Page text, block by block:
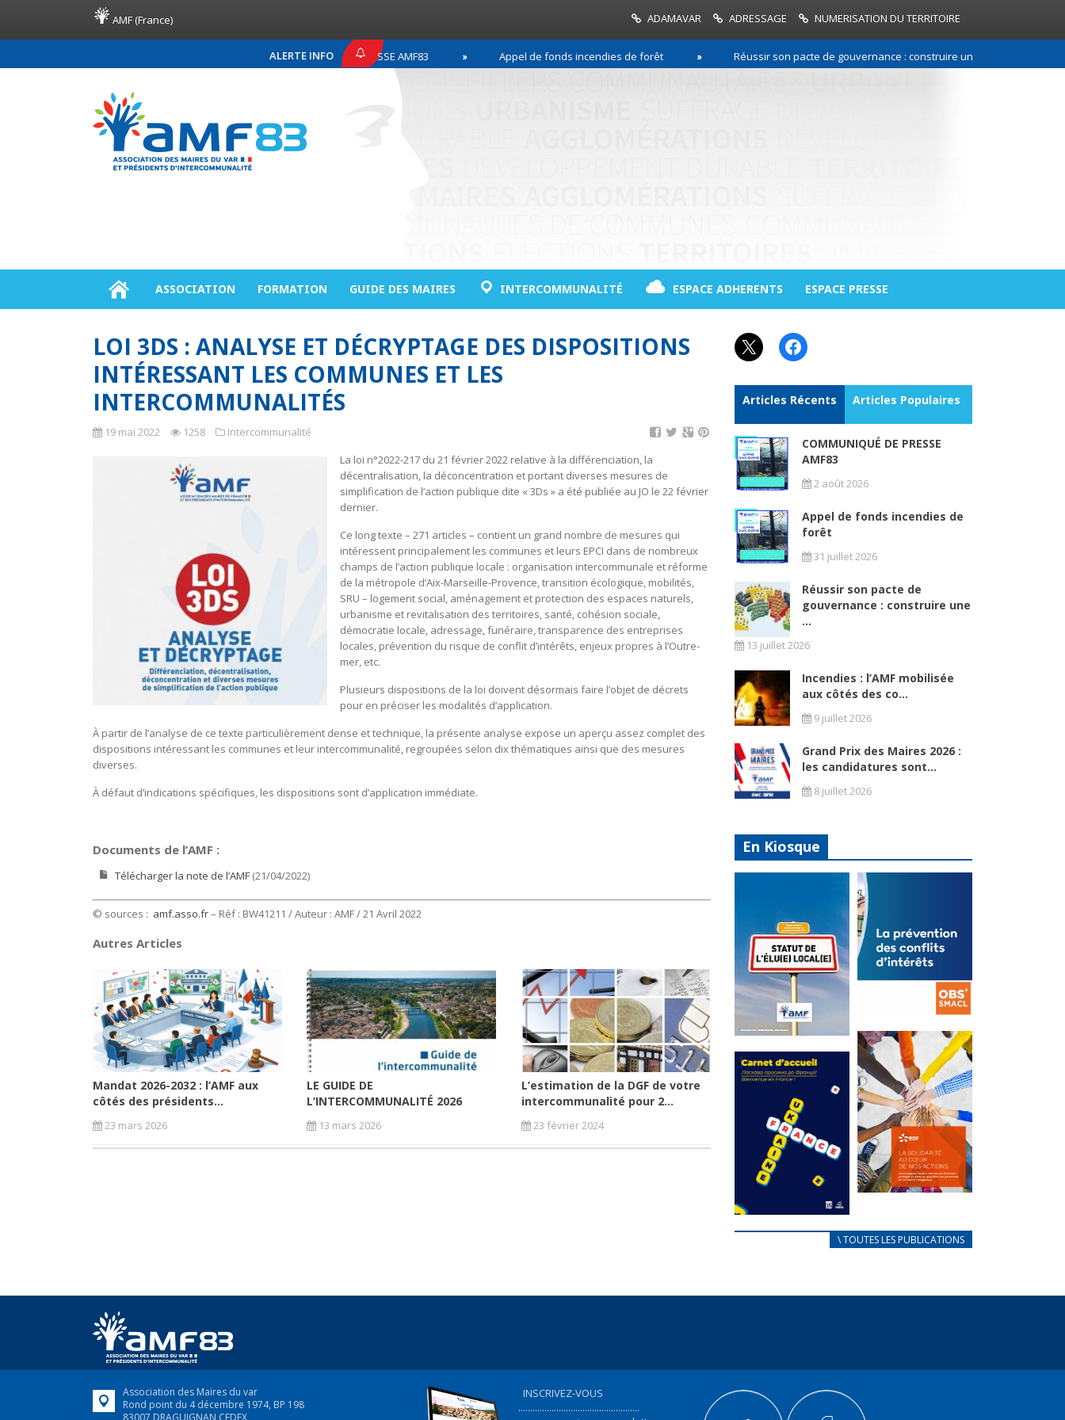
AMF (France) ADAMAVAR ADRESSAGE NUMERISATION DU TERRITOIRE
ALERTE INFO
COMMUNIQUÉ DE PRESSE AMF83 Appel de fonds incendies de forêt Réussir son pacte de gouvernance : construire une relation de
ASSOCIATION FORMATION GUIDE DES MAIRES INTERCOMMUNALITÉ ESPACE ADHERENTS ESPACE PRESSE
LOI 3DS : ANALYSE ET DÉCRYPTAGE DES DISPOSITIONS
INTÉRESSANT LES COMMUNES ET LES
INTERCOMMUNALITÉS
19 mai 2022 1258
Intercommunalité
La loi n°2022-217 du 21 février 2022 relative à la différenciation, la
décentralisation, la déconcentration et portant diverses mesures de
simplification de l’action publique dite « 3Ds » a été publiée au JO le 22 février
dernier.
Ce long texte – 271 articles – contient un grand nombre de mesures qui
intéressent principalement les communes et leurs EPCI dans de nombreux
champs de l’action publique locale : organisation intercommunale et réforme
de la métropole d’Aix-Marseille-Provence, transition écologique, mobilités,
SRU – logement social, aménagement et protection des espaces naturels,
urbanisme et revitalisation des territoires, santé, cohésion sociale,
démocratie locale, adressage, funéraire, transparence des entreprises
locales, prévention du risque de conflit d’intérêts, enjeux propres à l’Outre-
mer, etc.
Plusieurs dispositions de la loi doivent désormais faire l’objet de décrets
pour en préciser les modalités d’application.
À partir de l’analyse de ce texte particulièrement dense et technique, la présente analyse expose un aperçu assez complet des
dispositions intéressant les communes et leur intercommunalité, regroupées selon dix thématiques ainsi que des mesures
diverses.
À défaut d’indications spécifiques, les dispositions sont d’application immédiate.
Documents de l’AMF :
Télécharger la note de l’AMF(21/04/2022)
© sources : amf.asso.fr– Réf : BW41211 / Auteur : AMF / 21 Avril 2022
Autres Articles
Mandat 2026-2032 : l’AMF aux
côtés des présidents...
23 mars 2026
LE GUIDE DE
L’INTERCOMMUNALITÉ 2026
13 mars 2026
L’estimation de la DGF de votre
intercommunalité pour 2...
23 février 2024
X Facebook
Articles Récents Articles Populaires
COMMUNIQUÉ DE PRESSE
AMF83
2 août 2026
Appel de fonds incendies de
forêt
31 juillet 2026
Réussir son pacte de
gouvernance : construire une
...
13 juillet 2026
Incendies : l’AMF mobilisée
aux côtés des co...
9 juillet 2026
Grand Prix des Maires 2026 :
les candidatures sont...
8 juillet 2026
En Kiosque
Statut de
l’élu local
Mise à jour avril
2024
FEUILLETER
La
prévention
des conflits
d’intérêts
18 septembre 2023
FEUILLETER
au coeur de
nos actions
en France,...
FEUILLETER
\ TOUTES LES PUBLICATIONS
Association des Maires du var
Rond point du 4 décembre 1974, BP 198
83007 DRAGUIGNAN CEDEX
INSCRIVEZ-VOUS
...................................................